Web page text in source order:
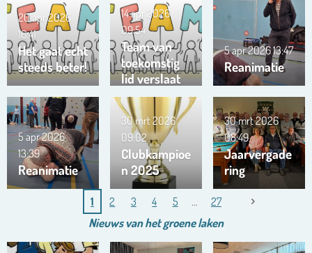
Het gaat echt
steeds beter!
20 apr 2026
16:41
Team van
toekomstig
lid verslaat
ons team …
!!!
14 apr 2026
09:54
Reanimatie
5 apr 202613:47
Reanimatie
5 apr 2026
13:39
Clubkampioe
n 2025
30 mrt 2026
09:02
Jaarvergade
ring
30 mrt 2026
08:49
1 2 3 4 5 27
Nieuws van hetgroenelaken